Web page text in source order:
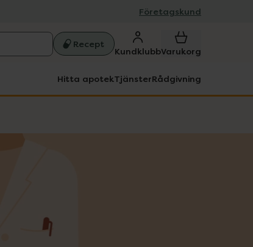
Företagskund
Recept
KundklubbVarukorg
Hitta apotekTjänsterRådgivning